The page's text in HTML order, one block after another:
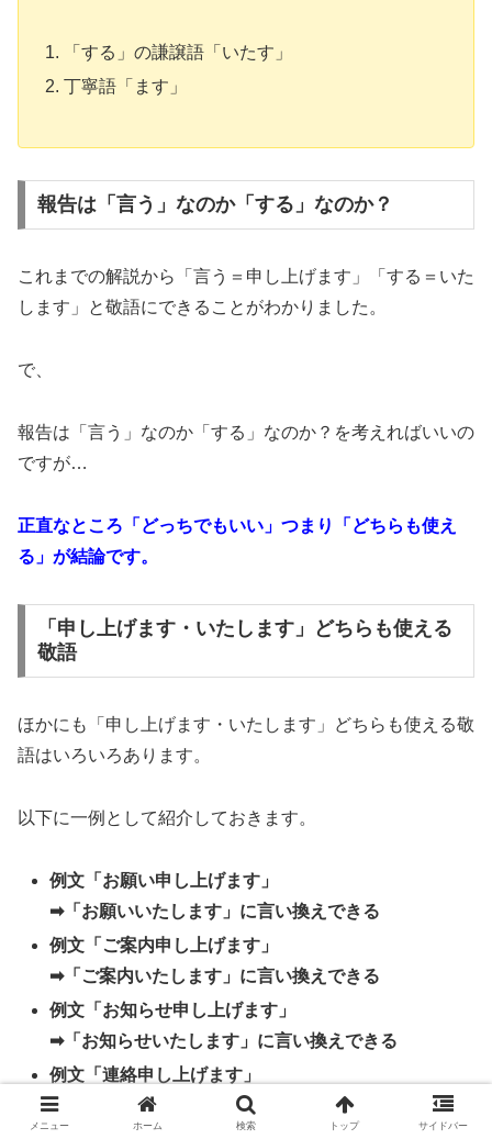
「する」の謙譲語「いたす」
丁寧語「ます」
報告は「言う」なのか「する」なのか？
これまでの解説から「言う＝申し上げます」「する＝いた
します」と敬語にできることがわかりました。
で、
報告は「言う」なのか「する」なのか？を考えればいいの
ですが…
正直なところ「どっちでもいい」つまり「どちらも使え
る」が結論です。
「申し上げます・いたします」どちらも使える
敬語
ほかにも「申し上げます・いたします」どちらも使える敬
語はいろいろあります。
以下に一例として紹介しておきます。
例文「お願い申し上げます」
➡︎「お願いいたします」に言い換えできる
例文「ご案内申し上げます」
➡︎「ご案内いたします」に言い換えできる
例文「お知らせ申し上げます」
➡︎「お知らせいたします」に言い換えできる
例文「連絡申し上げます」
➡︎「連絡いたします」に言い換えできる
メニュー ホーム 検索 トップ サイドバー